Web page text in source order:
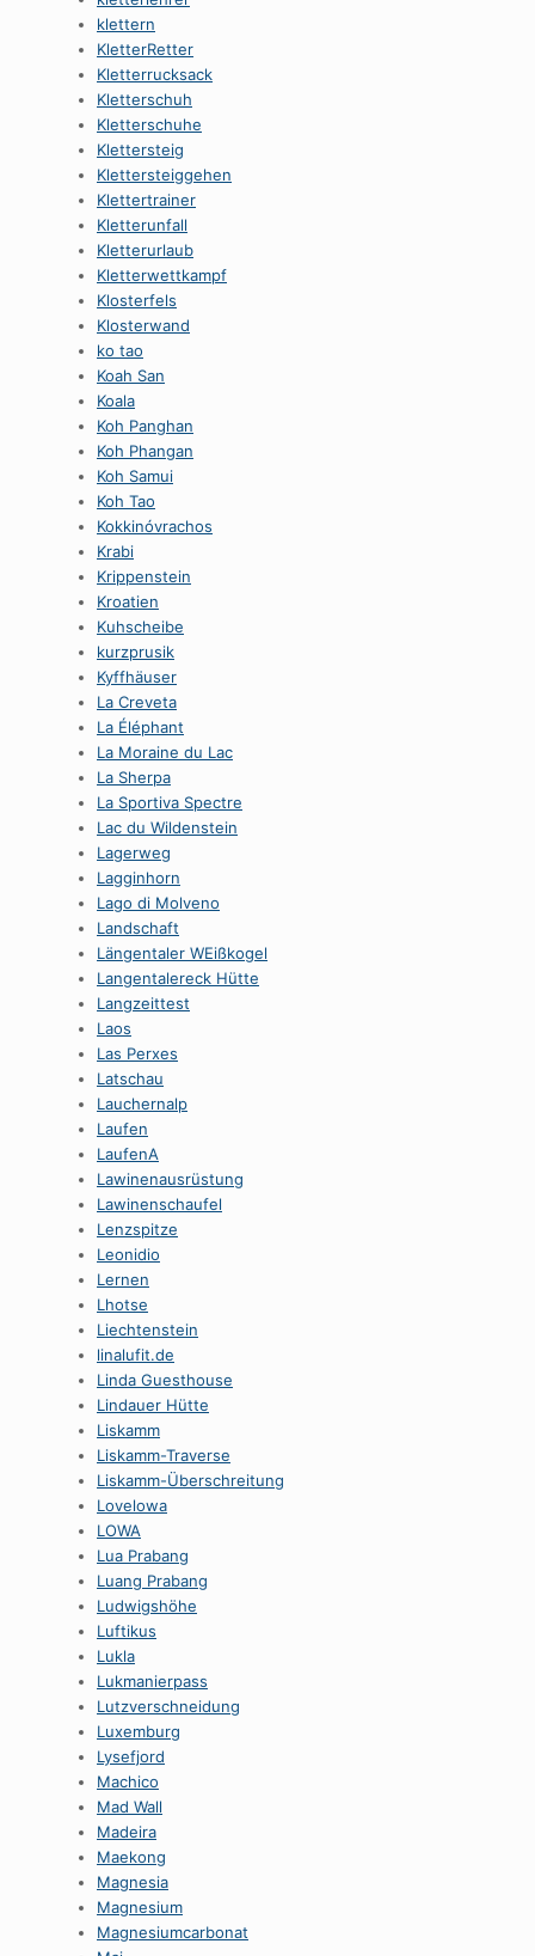
klettern
KletterRetter
Kletterrucksack
Kletterschuh
Kletterschuhe
Klettersteig
Klettersteiggehen
Klettertrainer
Kletterunfall
Kletterurlaub
Kletterwettkampf
Klosterfels
Klosterwand
ko tao
Koah San
Koala
Koh Panghan
Koh Phangan
Koh Samui
Koh Tao
Kokkinóvrachos
Krabi
Krippenstein
Kroatien
Kuhscheibe
kurzprusik
Kyffhäuser
La Creveta
La Éléphant
La Moraine du Lac
La Sherpa
La Sportiva Spectre
Lac du Wildenstein
Lagerweg
Lagginhorn
Lago di Molveno
Landschaft
Längentaler WEißkogel
Langentalereck Hütte
Langzeittest
Laos
Las Perxes
Latschau
Lauchernalp
Laufen
LaufenA
Lawinenausrüstung
Lawinenschaufel
Lenzspitze
Leonidio
Lernen
Lhotse
Liechtenstein
linalufit.de
Linda Guesthouse
Lindauer Hütte
Liskamm
Liskamm-Traverse
Liskamm-Überschreitung
Lovelowa
LOWA
Lua Prabang
Luang Prabang
Ludwigshöhe
Luftikus
Lukla
Lukmanierpass
Lutzverschneidung
Luxemburg
Lysefjord
Machico
Mad Wall
Madeira
Maekong
Magnesia
Magnesium
Magnesiumcarbonat